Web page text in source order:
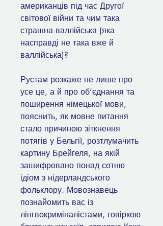
американців під час Другої
світової війни та чим така
страшна валлійська (яка
насправді не така вже й
валлійська)?
Рустам розкаже не лише про
усе це, а й про об’єднання та
поширення німецької мови,
пояснить, як мовне питання
стало причиною зіткнення
потягів у Бельгії, розтлумачить
картину Брейгеля, на якій
зашифровано понад сотню
ідіом з нідерландського
фольклору. Мовознавець
познайомить вас із
лінгвокриміналістами, говіркою